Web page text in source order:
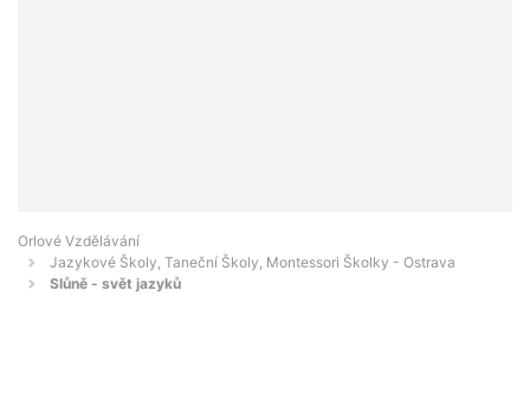
Orlové Vzdělávání
Jazykové Školy, Taneční Školy, Montessori Školky - Ostrava
Slůně - svět jazyků